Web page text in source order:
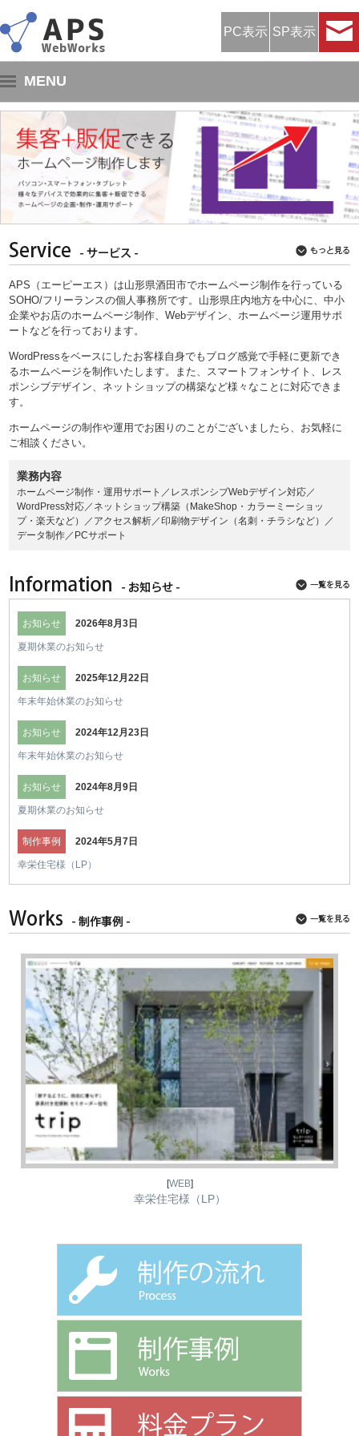
PC表示 SP表示
MENU
ホーム
サービス紹介
制作の流れ
制作事例
プロフィール
お問い合わせ
APS（エーピーエス）は山形県酒田市でホームページ制作を行っている
SOHO/フリーランスの個人事務所です。山形県庄内地方を中心に、中小
企業やお店のホームページ制作、Webデザイン、ホームページ運用サポ
ートなどを行っております。
WordPressをベースにしたお客様自身でもブログ感覚で手軽に更新でき
るホームページを制作いたします。また、スマートフォンサイト、レス
ポンシブデザイン、ネットショップの構築など様々なことに対応できま
す。
ホームページの制作や運用でお困りのことがございましたら、お気軽に
ご相談ください。
業務内容
ホームページ制作・運用サポート／レスポンシブWebデザイン対応／
WordPress対応／ネットショップ構築（MakeShop・カラーミーショッ
プ・楽天など）／アクセス解析／印刷物デザイン（名刺・チラシなど）／
データ制作／PCサポート
お知らせ 2026年8月3日
夏期休業のお知らせ
お知らせ 2025年12月22日
年末年始休業のお知らせ
お知らせ 2024年12月23日
年末年始休業のお知らせ
お知らせ 2024年8月9日
夏期休業のお知らせ
制作事例 2024年5月7日
幸栄住宅様（LP）
アイ不動産様（LINE査定LP）
アイ不動産様（新築一戸建て仲介手数料無料LP）
制作事例 2024年5月1日
アイ不動産様（ブログ）
お知らせ 2023年12月26日
年末年始休業のお知らせ
お知らせ 2023年11月23日
【カラーミーショップ】最大20,000円キャッシュバックキャンペーン
制作事例 2023年8月21日
拓生土地地所様（リニューアル）
ひよこテーブル様
2023年8月21日
298design様
2023年8月7日
年末年始休業のお知らせ
[WEB]
幸栄住宅様（LP）